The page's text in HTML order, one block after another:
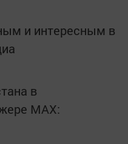
и интересным в
в
MАХ: